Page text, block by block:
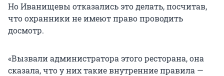
Но Иванищевы отказались это делать, посчитав,
что охранники не имеют право проводить
досмотр.
«Вызвали администратора этого ресторана, она
сказала, что у них такие внутренние правила —